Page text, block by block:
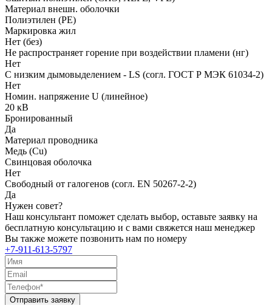
Материал внешн. оболочки
Полиэтилен (PE)
Маркировка жил
Нет (без)
Не распространяет горение при воздействии пламени (нг)
Нет
С низким дымовыделением - LS (согл. ГОСТ Р МЭК 61034-2)
Нет
Номин. напряжение U (линейное)
20 кВ
Бронированный
Да
Материал проводника
Медь (Cu)
Свинцовая оболочка
Нет
Свободный от галогенов (согл. EN 50267-2-2)
Да
Нужен совет?
Наш консультант поможет сделать выбор, оставьте заявку на
бесплатную консультацию и с вами свяжется наш менеджер
Вы также можете позвонить нам по номеру
+7-911-613-5797
Отправить заявку